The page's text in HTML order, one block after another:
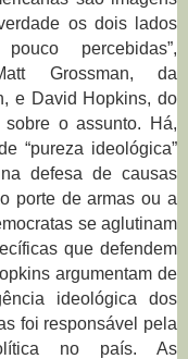
os dois lados
percebidas”,
Grossman, da
e David Hopkins, do
sobre o assunto. Há,
“pureza ideológica”
defesa de causas
porte de armas ou a
se aglutinam
que defendem
argumentam de
ideológica dos
foi responsável pela
no país. As